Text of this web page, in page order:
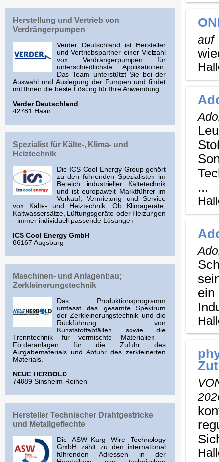
Herstellung und Vertrieb von
Verdrängerpumpen
Verder Deutschland ist Hersteller
und Vertriebspartner einer Vielzahl
von Verdrängerpumpen für
unterschiedlichste Applikationen.
Das Team unterstützt Sie bei der
Auswahl und Auslegung der Pumpen und findet
mit Ihnen die beste Lösung für Ihre Anwendung.
Verder Deutschland
42781 Haan
Spezialist für Kälte-, Klima- und
Heiztechnik
Die ICS Cool Energy Group gehört
zu den führenden Spezialisten im
Bereich industrieller Kältetechnik
und ist europaweit Marktführer im
Verkauf, Vermietung und Service
von Kälte- und Heiztechnik. Ob Klimageräte,
Kaltwassersätze, Lüftungsgeräte oder Heizungen
- immer individuell passende Lösungen
ICS Cool Energy GmbH
86167 Augsburg
Maschinen- und Anlagenbau;
Zerkleinerungstechnik
Das Produktionsprogramm
umfasst das gesamte Spektrum
der Zerkleinerungstechnik und die
Rückführung von
Kunststoffabfällen sowie die
Trenntechnik für vermischte Materialien -
Förderanlagen für die Zufuhr des
Aufgabematerials und Abfuhr des zerkleinerten
Materials.
NEUE HERBOLD
74889 Sinsheim-Reihen
Hersteller Technischer Drahtgestricke
und Metallgeflechte
Die ASW–Karg Wire Technology
GmbH zählt zu den international
führenden Adressen in der
auf
...
ein